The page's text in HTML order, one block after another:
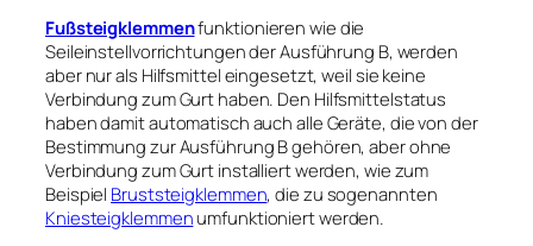
Fußsteigklemmenfunktionieren wie die
Seileinstellvorrichtungen der Ausführung B, werden
aber nur als Hilfsmittel eingesetzt, weil sie keine
Verbindung zum Gurt haben. Den Hilfsmittelstatus
haben damit automatisch auch alle Geräte, die von der
Bestimmung zur Ausführung B gehören, aber ohne
Verbindung zum Gurt installiert werden, wie zum
Beispiel Bruststeigklemmen, die zu sogenannten
Kniesteigklemmenumfunktioniert werden.